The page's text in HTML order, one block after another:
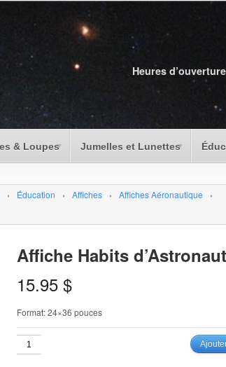
Heures d’ouverture
& Loupes Jumelles et Lunettes
› Éducation › Affiches › Affiches Aéronautique
›
Affiche Habits
15.95 $
Format: 24×36 pouces
quantité
de